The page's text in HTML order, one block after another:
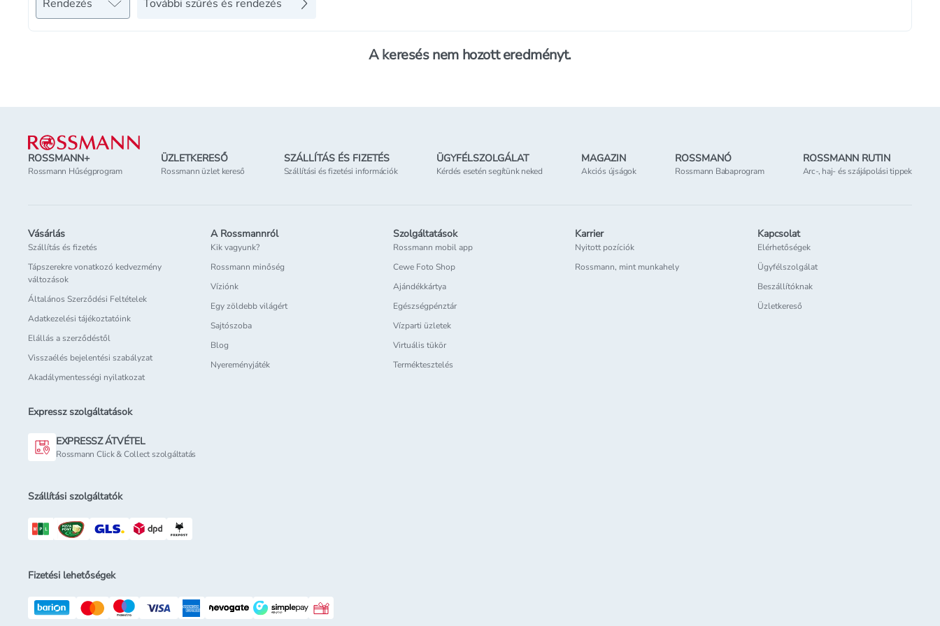
Rendezés További szűrés és rendezés
A keresés nem hozott eredményt.
Lábléc
ROSSMANN+
Rossmann Hűségprogram
ÜZLETKERESŐ
Rossmann üzlet kereső
SZÁLLÍTÁS ÉS FIZETÉS
Szállítási és fizetési információk
ÜGYFÉLSZOLGÁLAT
Kérdés esetén segítünk neked
MAGAZIN
Akciós újságok
ROSSMANÓ
Rossmann Babaprogram
ROSSMANN RUTIN
Arc-, haj- és szájápolási tippek
Vásárlás
Szállítás és fizetés
Tápszerekre vonatkozó kedvezmény
változások
Általános Szerződési Feltételek
Adatkezelési tájékoztatóink
Elállás a szerződéstől
Visszaélés bejelentési szabályzat
Akadálymentességi nyilatkozat
A Rossmannról
Kik vagyunk?
Rossmann minőség
Víziónk
Egy zöldebb világért
Sajtószoba
Blog
Nyereményjáték
Szolgáltatások
Rossmann mobil app
Cewe Foto Shop
Ajándékkártya
Egészségpénztár
Vízparti üzletek
Virtuális tükör
Terméktesztelés
Karrier
Nyitott pozíciók
Rossmann, mint munkahely
Kapcsolat
Elérhetőségek
Ügyfélszolgálat
Beszállítóknak
Üzletkereső
Expressz szolgáltatások
EXPRESSZ ÁTVÉTEL
Rossmann Click & Collect szolgáltatás
Szállítási szolgáltatók
Fizetési lehetőségek
Rossmann ajándékkártya